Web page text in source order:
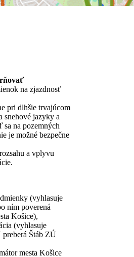
na zjazdnosť
pri dlhšie trvajúcom
snehové jazyky a
sa na pozemných
je možné bezpečne
a vplyvu
(vyhlasuje
ním poverená
Košice),
(vyhlasuje
Štáb ZÚ
mesta Košice